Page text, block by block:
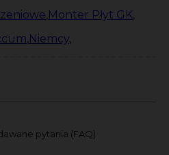
,Monter Płyt GK,
,Niemcy,
pytania (FAQ)